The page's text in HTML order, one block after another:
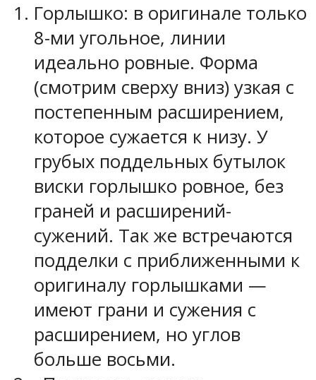
Горлышко: в оригинале только
8-ми угольное, линии
идеально ровные. Форма
(смотрим сверху вниз) узкая с
постепенным расширением,
которое сужается к низу. У
грубых поддельных бутылок
виски горлышко ровное, без
граней и расширений-
сужений. Так же встречаются
подделки с приближенными к
оригиналу горлышками —
имеют грани и сужения с
расширением, но углов
больше восьми.